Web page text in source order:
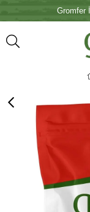
Gromfer